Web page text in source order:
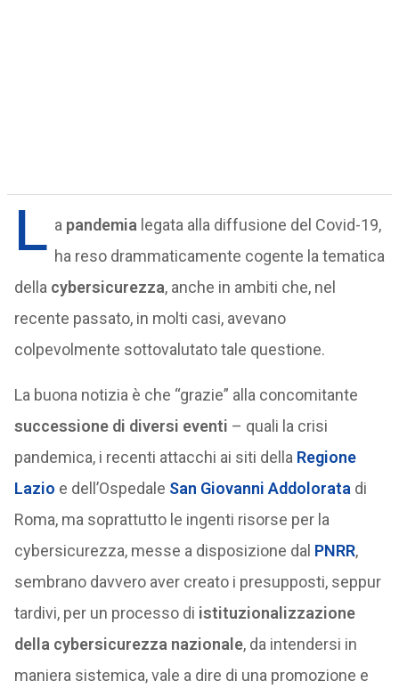
L a pandemia legata alla diffusione del Covid-19,
ha reso drammaticamente cogente la tematica
della cybersicurezza, anche in ambiti che, nel
recente passato, in molti casi, avevano
colpevolmente sottovalutato tale questione.
La buona notizia è che “grazie” alla concomitante
successione di diversi eventi – quali la crisi
pandemica, i recenti attacchi ai siti della Regione
Lazio e dell’Ospedale San Giovanni Addolorata di
Roma, ma soprattutto le ingenti risorse per la
cybersicurezza, messe a disposizione dal PNRR,
sembrano davvero aver creato i presupposti, seppur
tardivi, per un processo di istituzionalizzazione
della cybersicurezza nazionale, da intendersi in
maniera sistemica, vale a dire di una promozione e